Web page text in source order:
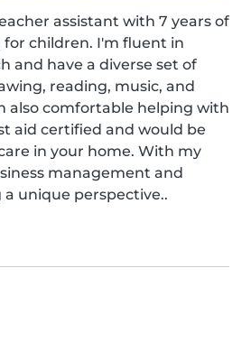
assistant with 7 years of
children. I'm fluent in
and have a diverse set of
reading, music, and
also comfortable helping with
aid certified and would be
in your home. With my
management and
unique perspective..